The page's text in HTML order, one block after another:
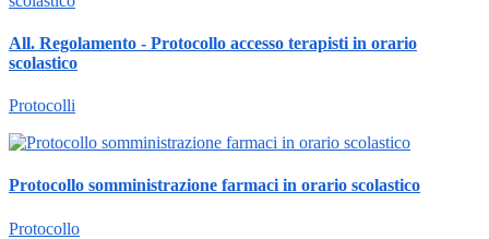
All. Regolamento - Protocollo accesso terapisti in orario
scolastico
Protocolli
Protocollo somministrazione farmaci in orario scolastico
Protocollo